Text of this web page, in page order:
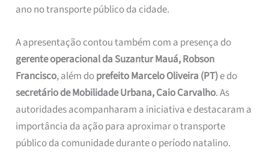
ano no transporte público da cidade.
A apresentação contou também com a presença do
gerente operacional da Suzantur Mauá, Robson
Francisco, além doprefeito Marcelo Oliveira (PT)e do
secretário de Mobilidade Urbana, Caio Carvalho. As
autoridades acompanharam a iniciativa e destacaram a
importância da ação para aproximar o transporte
público da comunidade durante o período natalino.